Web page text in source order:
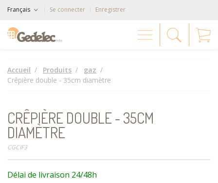
Français Se connecter Enregistrer
Accueil Produits
gaz
Crêpière double - 35cm diamètre
CRÊPIÈRE DOUBLE - 35CM
DIAMÈTRE
CGCIF3
Délai de livraison 24/48h